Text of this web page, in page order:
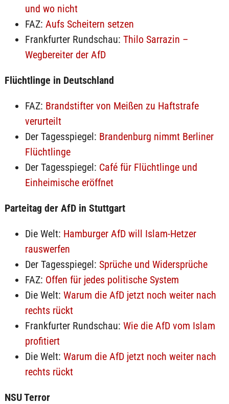
und wo nicht
FAZ: Aufs Scheitern setzen
Frankfurter Rundschau: Thilo Sarrazin –
Wegbereiter der AfD
Flüchtlinge in Deutschland
FAZ: Brandstifter von Meißen zu Haftstrafe
verurteilt
Der Tagesspiegel: Brandenburg nimmt Berliner
Flüchtlinge
Der Tagesspiegel: Café für Flüchtlinge und
Einheimische eröffnet
Parteitag der AfD in Stuttgart
Die Welt: Hamburger AfD will Islam-Hetzer
rauswerfen
Der Tagesspiegel: Sprüche und Widersprüche
FAZ: Offen für jedes politische System
Die Welt: Warum die AfD jetzt noch weiter nach
rechts rückt
Frankfurter Rundschau: Wie die AfD vom Islam
profitiert
Die Welt: Warum die AfD jetzt noch weiter nach
rechts rückt
NSU Terror